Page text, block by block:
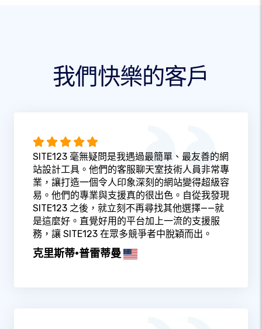
我們快樂的客戶
SITE123 毫無疑問是我遇過最簡單、最友善的網
站設計工具。他們的客服聊天室技術人員非常專
業，讓打造一個令人印象深刻的網站變得超級容
易。他們的專業與支援真的很出色。自從我發現
SITE123 之後，就立刻不再尋找其他選擇——就
是這麼好。直覺好用的平台加上一流的支援服
務，讓 SITE123 在眾多競爭者中脫穎而出。
克里斯蒂·普雷蒂曼